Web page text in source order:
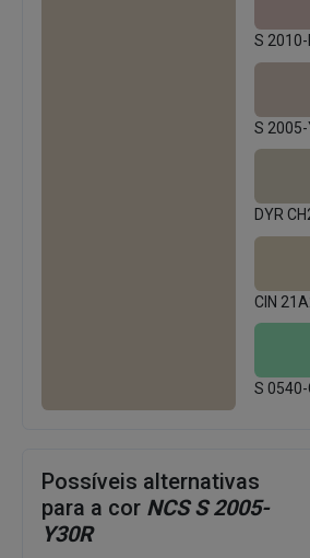
S
S
DYR
CIN
S
Possíveis alternativas
para a cor NCS S 2005-
Y30R